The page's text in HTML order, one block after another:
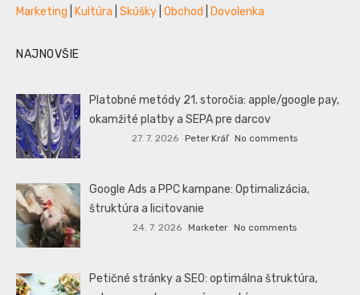
Marketing
Kultúra Skúšky Obchod Dovolenka
NAJNOVŠIE
Platobné metódy 21. storočia: apple/google pay,
okamžité platby a SEPA pre darcov
27. 7. 2026 Peter Kráľ No comments
Google Ads a PPC kampane: Optimalizácia,
štruktúra a licitovanie
24. 7. 2026 Marketer No comments
Petičné stránky a SEO: optimálna štruktúra,